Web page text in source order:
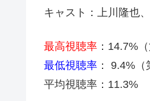
キャスト：上川隆也
最高視聴率 ：14.7%
最低視聴率 ： 9.4%（
平均視聴率：11.3%